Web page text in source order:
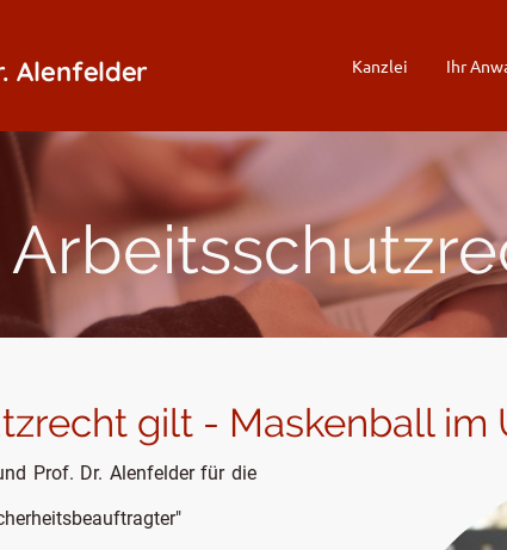
Alenfelder Kanzlei Ihr
gilt - Maskenball im
Prof. Dr. Alenfelder für die